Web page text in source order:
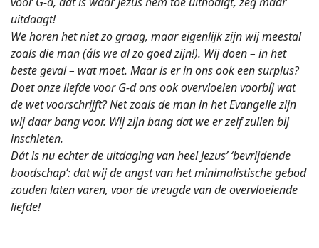
uitdaagt!
We horen het niet zo graag, maar eigenlijk zijn wij meestal
zoals die man (áls we al zo goed zijn!). Wij doen – in het
beste geval – wat moet. Maar is er in ons ook een surplus?
Doet onze liefde voor G-d ons ook overvloeien voorbíj wat
de wet voorschrijft? Net zoals de man in het Evangelie zijn
wij daar bang voor. Wij zijn bang dat we er zelf zullen bij
inschieten.
Dát is nu echter de uitdaging van heel Jezus’ ‘bevrijdende
boodschap’: dat wij de angst van het minimalistische gebod
zouden laten varen, voor de vreugde van de overvloeiende
liefde!